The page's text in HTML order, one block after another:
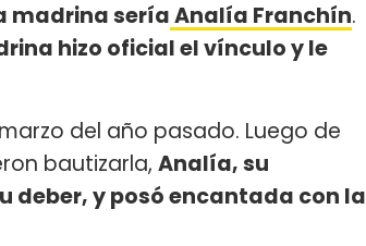
madrina seríaAnalía Franchín.
hizo oficial el vínculo y le
del año pasado. Luego de
bautizarla, Analía, su
deber, y posó encantada con la